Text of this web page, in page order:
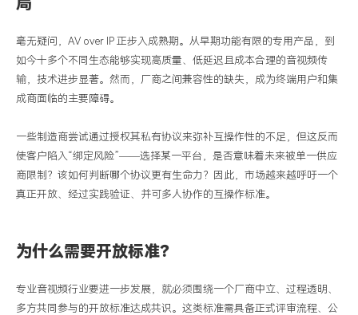
毫无疑问， AV over IP 正步入成熟期。从早期功能有限的专用产品，到
如今十多个不同生态能够实现高质量、低延迟且成本合理的音视频传
输，技术进步显著。然而，厂商之间兼容性的缺失，成为终端用户和集
成商面临的主要障碍。
一些制造商尝试通过授权其私有协议来弥补互操作性的不足，但这反而
使客户陷入 “绑定风险”——选择某一平台，是否意味着未来被单一供应
商限制？该如何判断哪个协议更有生命力？因此，市场越来越呼吁一个
真正开放、经过实践验证、并可多人协作的互操作标准。
为什么需要开放标准？
专业音视频行业要进一步发展，就必须围绕一个厂商中立、过程透明、
多方共同参与的开放标准达成共识。这类标准需具备正式评审流程、公